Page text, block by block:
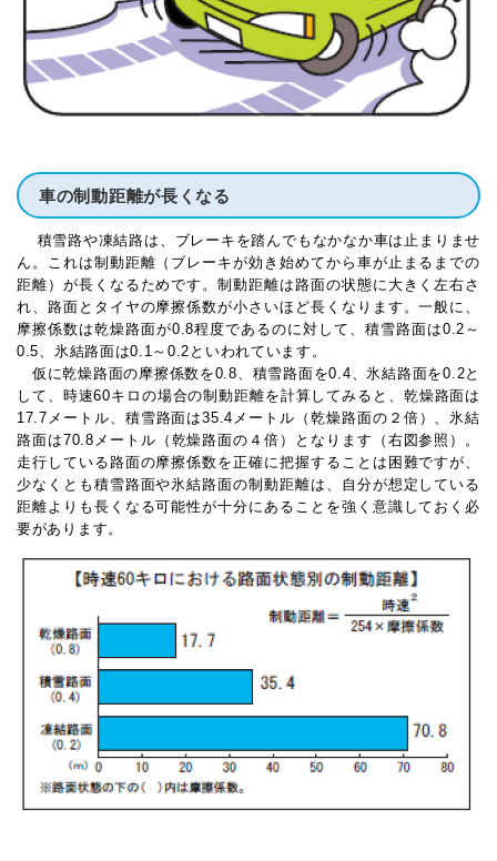
車の制動距離が長くなる
積雪路や凍結路は、ブレーキを踏んでもなかなか車は止まりませ
ん。これは制動距離（ブレーキが効き始めてから車が止まるまでの
距離）が長くなるためです。制動距離は路面の状態に大きく左右さ
れ、路面とタイヤの摩擦係数が小さいほど長くなります。一般に、
摩擦係数は乾燥路面が0.8程度であるのに対して、積雪路面は0.2～
0.5、氷結路面は0.1～0.2といわれています。
仮に乾燥路面の摩擦係数を0.8、積雪路面を0.4、氷結路面を0.2と
して、時速60キロの場合の制動距離を計算してみると、乾燥路面は
17.7メートル、積雪路面は35.4メートル（乾燥路面の２倍）、氷結
路面は70.8メートル（乾燥路面の４倍）となります（右図参照）。
走行している路面の摩擦係数を正確に把握することは困難ですが、
少なくとも積雪路面や氷結路面の制動距離は、自分が想定している
距離よりも長くなる可能性が十分にあることを強く意識しておく必
要があります。